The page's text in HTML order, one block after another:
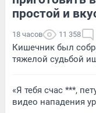
простой и
18 часов 11 358
Кишечник был
тяжелой судьбой
«Я тебя счас ***,
видео нападения